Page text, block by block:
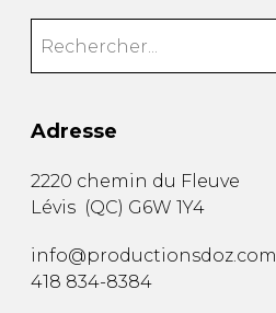
Adresse
2220 chemin du Fleuve
Lévis (QC) G6W 1Y4
info@productionsdoz.com
418 834-8384